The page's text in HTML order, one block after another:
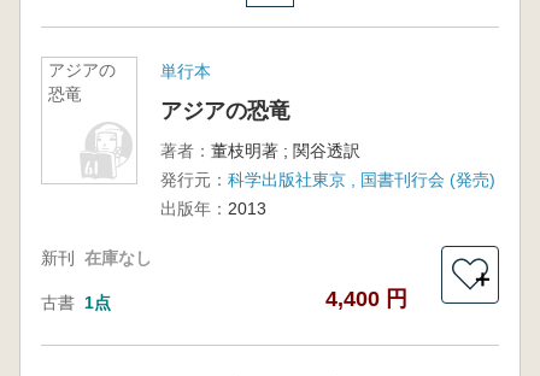
アジアの
恐竜
単行本
アジアの恐竜
著者： 董枝明著 ; 関谷透訳
発行元： 科学出版社東京 , 国書刊行会 (発売)
出版年： 2013
新刊 在庫なし
古書 1点 4,400 円
＋